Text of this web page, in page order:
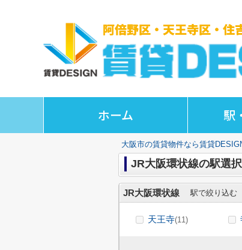
ホーム 駅
大阪市の賃貸物件なら賃貸
JR大阪環状線の駅選
JR大阪環状線 駅で絞り込む
天王寺(11)